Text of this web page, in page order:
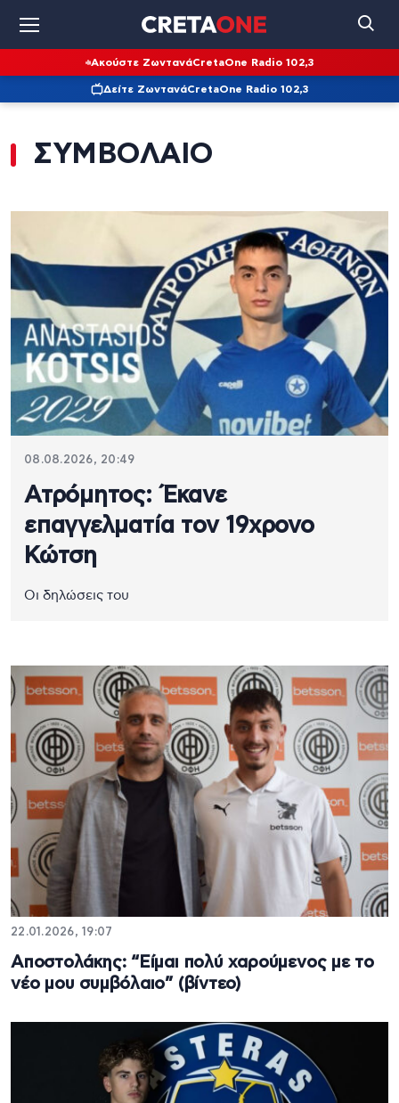
Ακούστε ΖωντανάCretaOne Radio 102,3
Δείτε ΖωντανάCretaOne Radio 102,3
ΣΥΜΒΟΛΑΙΟ
08.08.2026, 20:49
Ατρόμητος: Έκανε
επαγγελματία τον 19χρονο
Κώτση
Οι δηλώσεις του
22.01.2026, 19:07
Αποστολάκης: “Είμαι πολύ χαρούμενος με το
νέο μου συμβόλαιο” (βίντεο)